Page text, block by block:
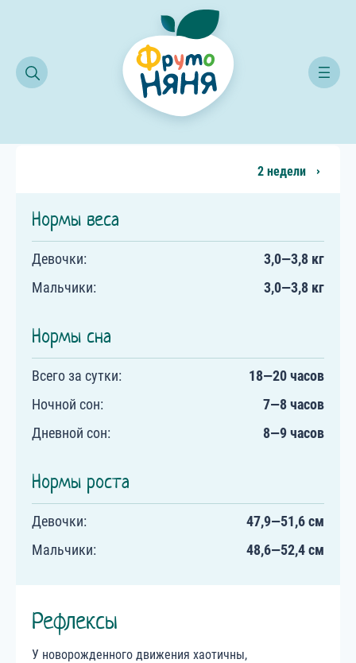
Календарь развития ребёнка 1 неделя развития ребенка
1 неделя развития ребенка
2 недели
Нормы веса
Девочки:
3,0—3,8 кг
Мальчики:
3,0—3,8 кг
Нормы сна
Всего за сутки:
18—20 часов
Ночной сон:
7—8 часов
Дневной сон:
8—9 часов
Нормы роста
Девочки:
47,9—51,6 см
Мальчики:
48,6—52,4 см
Рефлексы
У новорожденного движения хаотичны,